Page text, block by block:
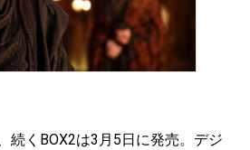
続くBOX2は3月5日に発売。デジ